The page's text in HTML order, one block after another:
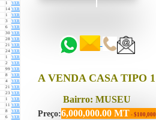
1
VER
14 VER
1
VER
3
VER
6
VER
30 VER
28 VER
21 VER
24 VER
1
VER
2
VER
99 VER
8
VER
4
VER
21 VER
23 VER
1
VER
11 VER
8
VER
6
VER
A VENDA CASA TIPO 1
Bairro: MUSEU
Preço:6,000,000.00 MT - $100,000